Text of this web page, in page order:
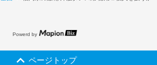
Powerd by
ページトップ